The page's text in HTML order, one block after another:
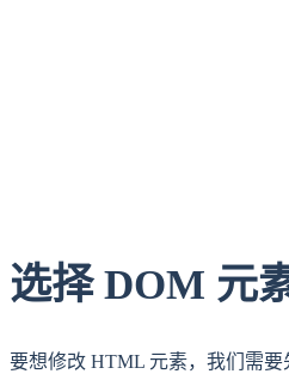
选择 DOM 元
要想修改 HTML 元素，我们需